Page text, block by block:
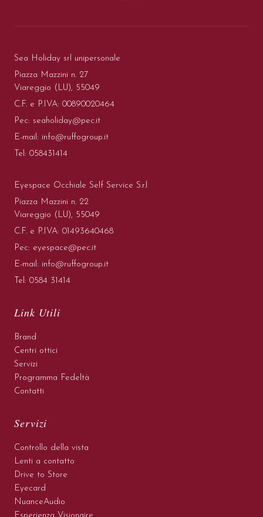
Sea Holiday srl unipersonale
Piazza Mazzini n. 27
Viareggio (LU), 55049
C.F. e P.IVA: 00890020464
Pec: seaholiday@pec.it
E-mail: info@ruffogroup.it
Tel: 058431414
Eyespace Occhiale Self Service S.r.l
Piazza Mazzini n. 22
Viareggio (LU), 55049
C.F. e P.IVA: 01493640468
Pec: eyespace@pec.it
E-mail: info@ruffogroup.it
Tel: 0584 31414
Link Utili
Brand
Centri ottici
Servizi
Programma Fedeltà
Contatti
Servizi
Controllo della vista
Lenti a contatto
Drive to Store
Eyecard
NuanceAudio